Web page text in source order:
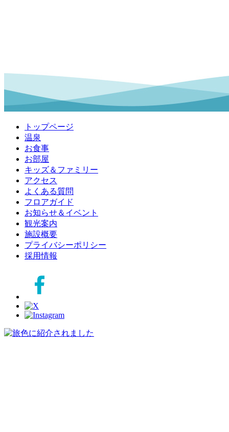
トップページ
温泉
お食事
お部屋
キッズ＆ファミリー
アクセス
よくある質問
フロアガイド
お知らせ＆イベント
観光案内
施設概要
プライバシーポリシー
採用情報